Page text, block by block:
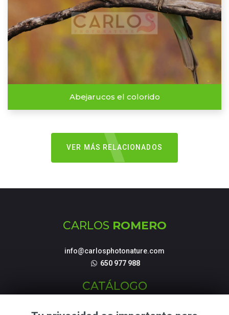
Abejarucos el colorido
VER MÁS RELACIONADOS
CARLOS ROMERO
info@carlosphotonature.com
650 977 988
CATÁLOGO
Fotografías de Naturaleza